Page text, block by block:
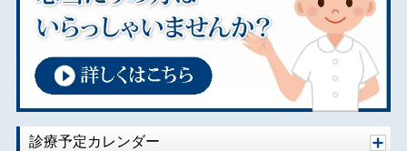
診療予定カレンダー